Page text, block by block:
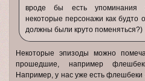
вроде бы есть упоминания
некоторые персонажи как будто
должны были круто поменяться?)
Некоторые эпизоды можно
прошедшие, например
Например, у нас уже есть